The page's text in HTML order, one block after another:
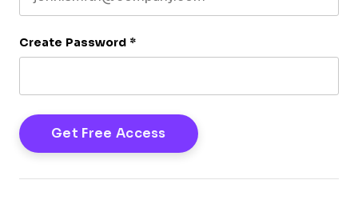
Create Password *